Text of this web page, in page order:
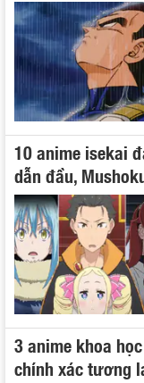
10 anime isekai
dẫn đầu,
3 anime khoa
chính xác tương